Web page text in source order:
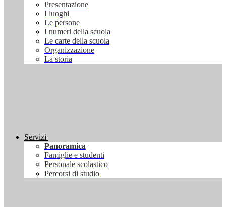
Presentazione
I luoghi
Le persone
I numeri della scuola
Le carte della scuola
Organizzazione
La storia
Servizi
Panoramica
Famiglie e studenti
Personale scolastico
Percorsi di studio